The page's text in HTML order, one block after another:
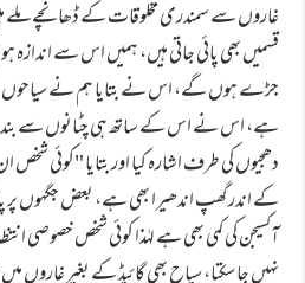
غاروں سے سمندری مخلوقات کے ڈھانچے ملے
قسمیں بھی پائی جاتی ہیں، ہمیں اس سے اندازہ
جڑے ہوں گے، اس نے بتایا ہم نے سیاحوں
ہے، اس نے اس کے ساتھ ہی چٹانوں سے
دھجیوں کی طرف اشارہ کیا اور بتایا "کوئی
کے اندر گھپ اندھیرا بھی ہے، بعض جگہوں
آکسیجن کی کمی بھی ہے لہٰذا کوئی شخص خصوصی
نہیں جا سکتا، سیاح بھی گائیڈ کے بغیر غاروں